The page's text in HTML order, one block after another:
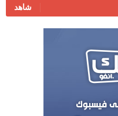
شاهد